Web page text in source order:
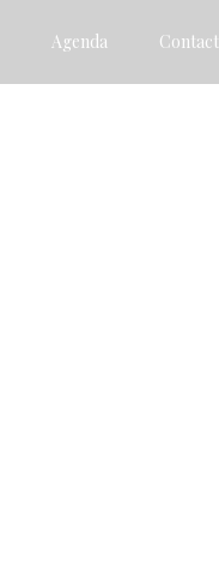
Agenda Contact